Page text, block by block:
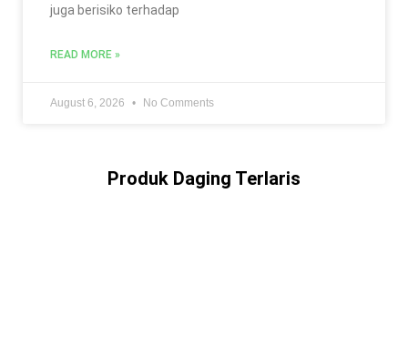
juga berisiko terhadap
READ MORE »
August 6, 2026 No Comments
Produk Daging Terlaris